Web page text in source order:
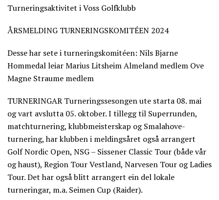
Turneringsaktivitet i Voss Golfklubb
ÅRSMELDING TURNERINGSKOMITÉEN 2024
Desse har sete i turneringskomitéen: Nils Bjarne
Hommedal leiar Marius Litsheim Almeland medlem Ove
Magne Straume medlem
TURNERINGAR Turneringssesongen ute starta 08. mai
og vart avslutta 05. oktober. I tillegg til Superrunden,
matchturnering, klubbmeisterskap og Smalahove-
turnering, har klubben i meldingsåret også arrangert
Golf Nordic Open, NSG – Sissener Classic Tour (både vår
og haust), Region Tour Vestland, Narvesen Tour og Ladies
Tour. Det har også blitt arrangert ein del lokale
turneringar, m.a. Seimen Cup (Raider).